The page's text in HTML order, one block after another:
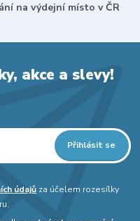
na výdejní místo v ČR
akce a slevy!
Přihlásit se
údajůza účelem rozesílky